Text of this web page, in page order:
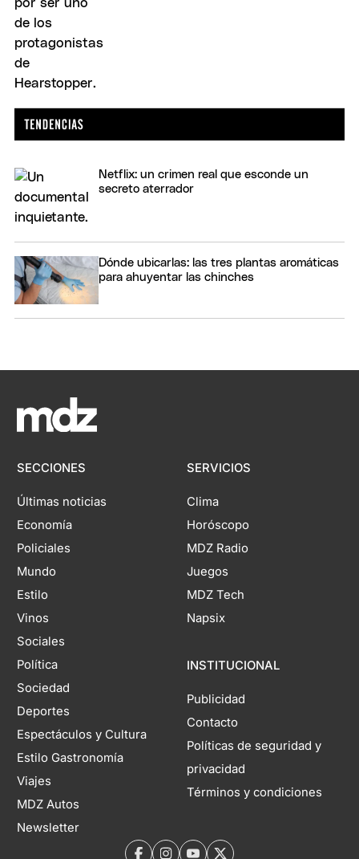
Netflix: un crimen real que esconde un
secreto aterrador
Dónde ubicarlas: las tres plantas aromáticas
para ahuyentar las chinches
SECCIONES
Últimas noticias
Economía
Policiales
Mundo
Estilo
Vinos
Sociales
Política
Sociedad
Deportes
Espectáculos y Cultura
Estilo Gastronomía
Viajes
MDZ Autos
Newsletter
SERVICIOS
Clima
Horóscopo
MDZ Radio
Juegos
MDZ Tech
Napsix
INSTITUCIONAL
Publicidad
Contacto
Políticas de seguridad y
privacidad
Términos y condiciones